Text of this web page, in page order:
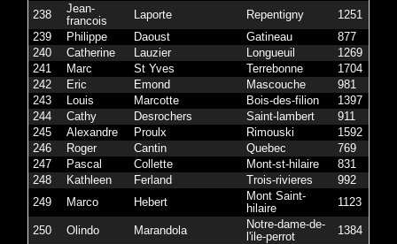
238
Jean-
francois
Laporte Repentigny 1251
239
Philippe Daoust Gatineau 877
240
Catherine Lauzier Longueuil 1269
241
Marc St Yves Terrebonne 1704
242
Eric Emond Mascouche 981
243
Louis Marcotte Bois-des-filion 1397
244
Cathy Desrochers Saint-lambert 911
245
Alexandre Proulx Rimouski 1592
246
Roger Cantin Quebec 769
247
Pascal Collette Mont-st-hilaire 831
248
Kathleen Ferland Trois-rivieres 992
249
Marco Hebert
Mont Saint-
hilaire
1123
250 Olindo Marandola
Notre-dame-de-
l'ile-perrot
1384